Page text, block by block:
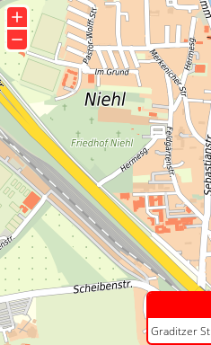
Graditzer
+
−